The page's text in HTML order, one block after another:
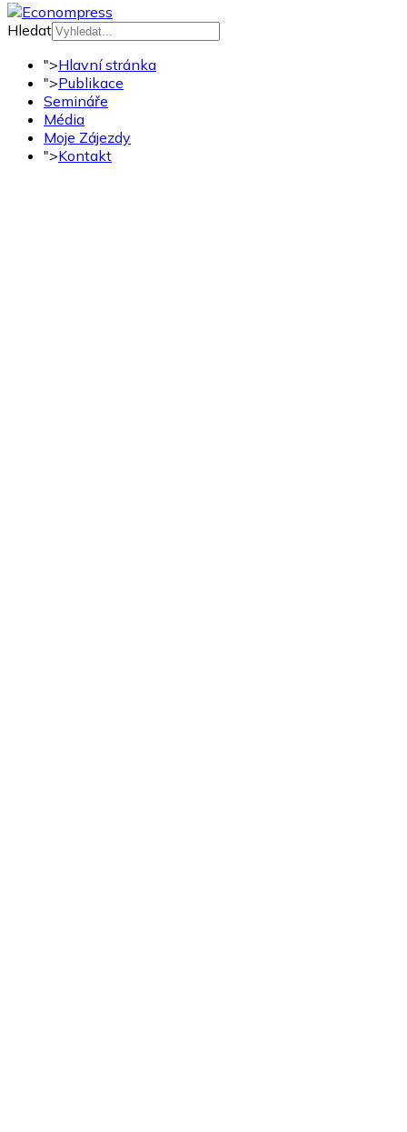
Hledat
">Hlavní stránka
">Publikace
Semináře
Média
Moje Zájezdy
">Kontakt